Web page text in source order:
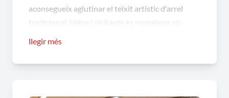
aconsegueix aglutinar el teixit artístic d'arrel
tradicional. Veïns i visitants es reuneixen als
esdevé el millor punt de trobada entre
llegir més